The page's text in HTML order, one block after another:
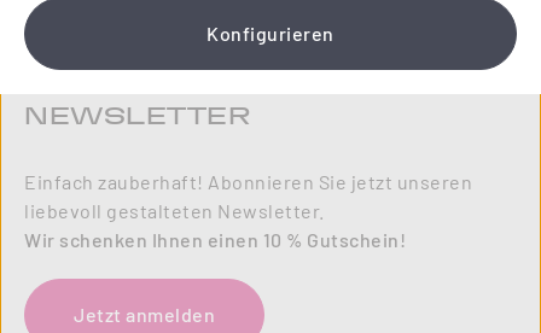
NEWSLETTER
Einfach zauberhaft! Abonnieren Sie jetzt unseren
liebevoll gestalteten Newsletter.
Wir schenken Ihnen einen 10 % Gutschein!
Jetzt anmelden
Konfigurieren